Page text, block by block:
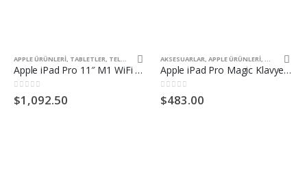
APPLE ÜRÜNLERI TABLETLER TELEFONLAR
Apple iPad Pro 11″ M1 WiFi – 128 GB
05 üzerinden
$1,092.50
AKSESUARLAR APPLE ÜRÜNLERI TELEFONLAR
Apple iPad Pro Magic Klavye 11″
05 üzerinden
$483.00